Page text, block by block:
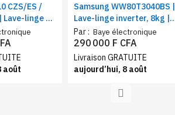
CZS/ES /
Lave-linge 6
frontal
minutes
août
Samsung WW80T3040BS |
Lave-linge inverter, 8kg |
Vitesse de rotation (t/min)
1400
Par : Baye électronique
290 000 F CFA
Livraison GRATUITE
aujourd’hui, 8 août